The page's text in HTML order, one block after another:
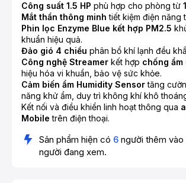
Công suất 1.5 HP phù hợp cho phòng từ
Mắt thần thông minh tiết kiệm điện năng
Phin lọc Enzyme Blue kết hợp PM2.5
khuẩn hiệu quả.
Đảo gió 4 chiều phân bổ khí lạnh đều
Công nghệ Streamer kết hợp chống ẩm
hiệu hóa vi khuẩn, bảo vệ sức khỏe.
Cảm biến ẩm Humidity Sensortăng
năng khử ẩm, duy trì không khí khô
Kết nối và điều khiển linh hoạt thông qua
Mobile trên điện thoại.
Sản phẩm hiện có 6 người thêm vào
người đang xem.